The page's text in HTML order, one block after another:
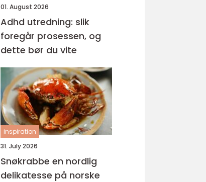
01. August 2026
Adhd utredning: slik
foregår prosessen, og
dette bør du vite
inspiration
31. July 2026
Snøkrabbe en nordlig
delikatesse på norske